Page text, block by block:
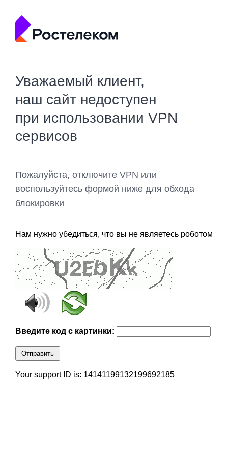
Уважаемый клиент,
наш сайт недоступен
при использовании VPN
сервисов
Пожалуйста, отключите VPN или
воспользуйтесь формой ниже для обхода
блокировки
Нам нужно убедиться, что вы не являетесь роботом
Введите код с картинки:
Отправить
Your support ID is: 14141199132199692185